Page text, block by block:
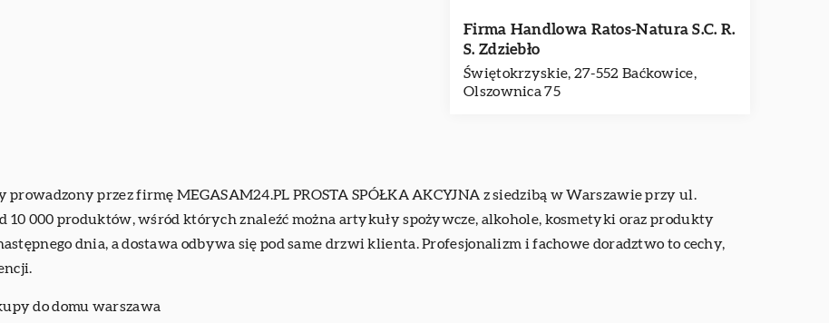
Firma Handlowa Ratos-Natura S.C. R.
S. Zdziebło
Świętokrzyskie, 27-552 Baćkowice,
Olszownica 75
przez firmę MEGASAM24.PL PROSTA SPÓŁKA AKCYJNA z siedzibą w Warszawie przy ul.
10 000 produktów, wśród których znaleźć można artykuły spożywcze, alkohole, kosmetyki oraz produkty
dnia, a dostawa odbywa się pod same drzwi klienta. Profesjonalizm i fachowe doradztwo to cechy,
do domu warszawa